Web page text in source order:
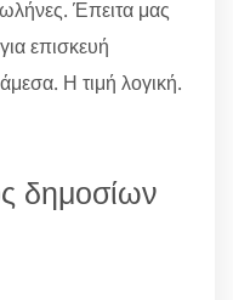
Έπειτα μας
επισκευή
Η τιμή λογική.
δημοσίων